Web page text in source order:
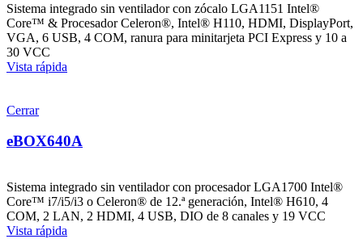
Sistema integrado sin ventilador con zócalo LGA1151 Intel®
Core™ & Procesador Celeron®, Intel® H110, HDMI, DisplayPort,
VGA, 6 USB, 4 COM, ranura para minitarjeta PCI Express y 10 a
30 VCC
Vista rápida
Cerrar
eBOX640A
Sistema integrado sin ventilador con procesador LGA1700 Intel®
Core™ i7/i5/i3 o Celeron® de 12.ª generación, Intel® H610, 4
COM, 2 LAN, 2 HDMI, 4 USB, DIO de 8 canales y 19 VCC
Vista rápida